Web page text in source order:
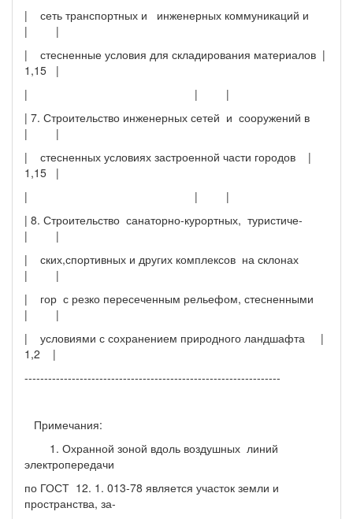
| сеть транспортных и инженерных коммуникаций и
| |
| стесненные условия для складирования материалов |
1,15 |
| | |
| 7. Строительство инженерных сетей и сооружений в
| |
| стесненных условиях застроенной части городов |
1,15 |
| | |
| 8. Строительство санаторно-курортных, туристиче-
| |
| ских,спортивных и других комплексов на склонах
| |
| гор с резко пересеченным рельефом, стесненными
| |
| условиями с сохранением природного ландшафта |
1,2 |
-----------------------------------------------------------------
Примечания:
1. Охранной зоной вдоль воздушных линий
электропередачи
по ГОСТ 12. 1. 013-78 является участок земли и
пространства, за-